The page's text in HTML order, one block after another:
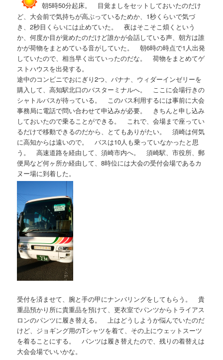
朝5時50分起床。 目覚ましをセットしておいたのだけ
ど、大会前で気持ちが高ぶっているためか、1秒くらいで気づ
き、2秒目くらいには止めていた。 夜はそこそこ煩くという
か、何度か目が覚めたのだけど誰かが会話している声、朝方は誰
かが荷物をまとめている音がしていた。 朝6時の時点で1人出発
していたので、相当早く出ていったのだな。 荷物をまとめてゲ
ストハウスを出発する。
途中のコンビニでおにぎり2つ、バナナ、ウィダーインゼリーを
購入して、高知駅北口のバスターミナルへ。 ここに会場行きの
シャトルバスが待っている。 このバス利用するには事前に大会
事務局に電話で問い合わせて申込みが必要。 きちんと申し込み
しておいたので乗ることができる。 これで、会場まで座ってい
るだけで移動できるのだから、とてもありがたい。 須崎は何気
に高知からは遠いので。 バスは10人も乗っていなかったと思
う。 高速道路を経由して、須崎市内へ。 須崎駅、市役所、郵
便局など何ヶ所か経由して、8時位には大会の受付会場であるカ
ヌー場に到着した。
受付を済ませて、腕と手の甲にナンバリングをしてもらう。 貴
重品預かり所に貴重品を預けて、更衣室でパンツからトライアス
ロンのパンツに履き替える。 上はどうしようか悩んでいたのだ
けど、ジョギング用のTシャツを着て、その上にウェットスーツ
を着ることにする。 パンツは履き替えたので、残りの着替えは
大会会場でいいかな。